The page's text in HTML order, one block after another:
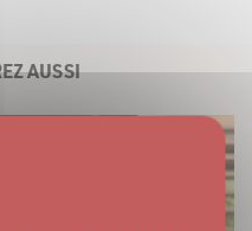
AUSSI